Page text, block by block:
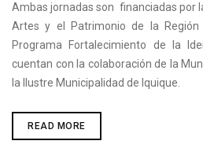
Ambas jornadas son financiadas por
Artes y el Patrimonio de la
Programa Fortalecimiento de la
cuentan con la colaboración de la
la Ilustre Municipalidad de Iquique.
READ MORETARAPACÁ
CELEBRARÁ